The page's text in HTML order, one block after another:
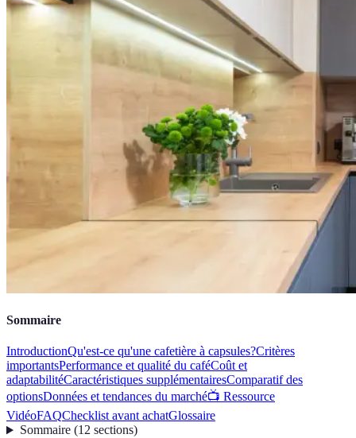
Sommaire
IntroductionQu'est-ce qu'une cafetière à capsules?Critères
importantsPerformance et qualité du caféCoût et
adaptabilitéCaractéristiques supplémentairesComparatif des
optionsDonnées et tendances du marché📺 Ressource
VidéoFAQChecklist avant achatGlossaire
Sommaire(12 sections)